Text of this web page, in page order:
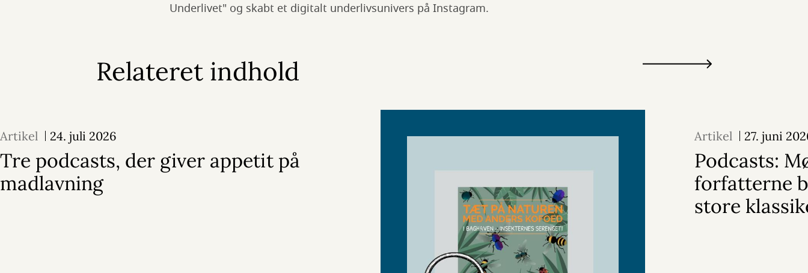
Underlivet" og skabt et digitalt underlivsunivers på Instagram.
Relateret indhold
Artikel 24. juli 2026
Tre podcasts, der giver appetit på
madlavning
Artikel 27. juni
Podcasts:
forfatterne
store